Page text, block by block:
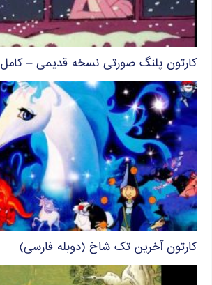
کارتون پلنگ صورتی نسخه قدیمی – کامل
کارتون آخرین تک شاخ (دوبله فارسی)